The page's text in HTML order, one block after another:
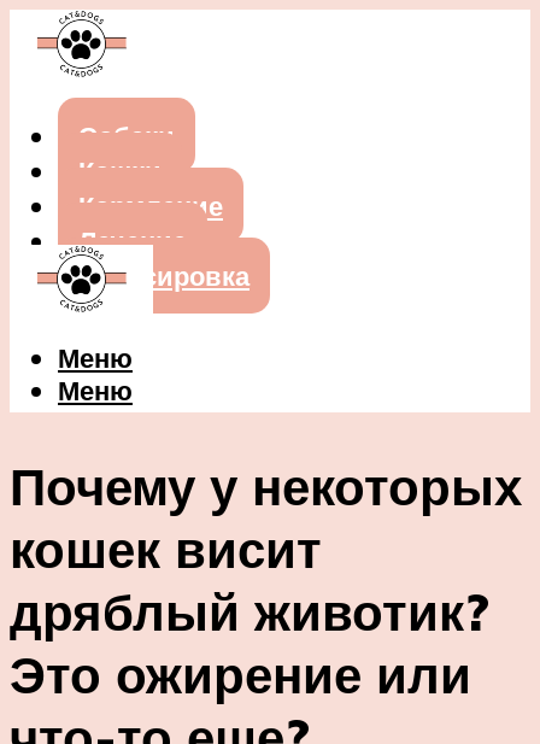
Собаки
Кошки
Кормление
Лечение
Дрессировка
Меню
Меню
Почему у некоторых
кошек висит
дряблый животик?
Это ожирение или